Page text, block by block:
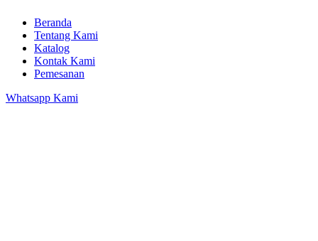
Beranda
Tentang Kami
Katalog
Kontak Kami
Pemesanan
Whatsapp Kami